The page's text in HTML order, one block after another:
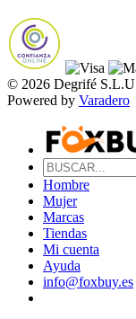
© 2026 Degrifé S.L.U
Powered by Varadero
Hombre
Mujer
Marcas
Tiendas
Mi cuenta
Ayuda
info@foxbuy.es